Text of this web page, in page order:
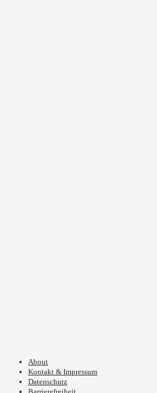
About
Kontakt & Impressum
Datenschutz